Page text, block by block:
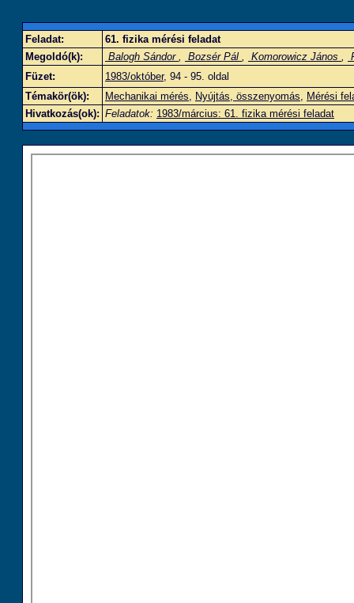
Feladat:
61. fizika mérési feladat
Megoldó(k):
Balogh Sándor , Bozsér Pál , Komorowicz János ,
Füzet:
1983/október, 94 - 95. oldal
Témakör(ök):
Mechanikai mérés, Nyújtás, összenyomás, Mérési
Hivatkozás(ok): Feladatok: 1983/március: 61. fizika mérési feladat